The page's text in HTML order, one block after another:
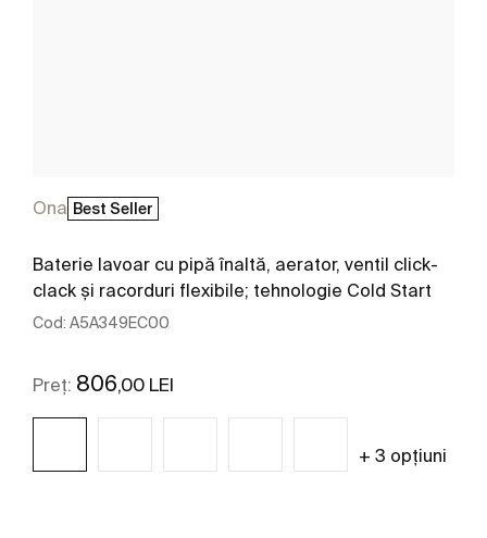
Ona Best Seller
Baterie lavoar cu pipă înaltă, aerator, ventil click-
clack și racorduri flexibile; tehnologie Cold Start
Cod: A5A349EC00
Preț: 806,00 LEI
+ 3 opțiuni